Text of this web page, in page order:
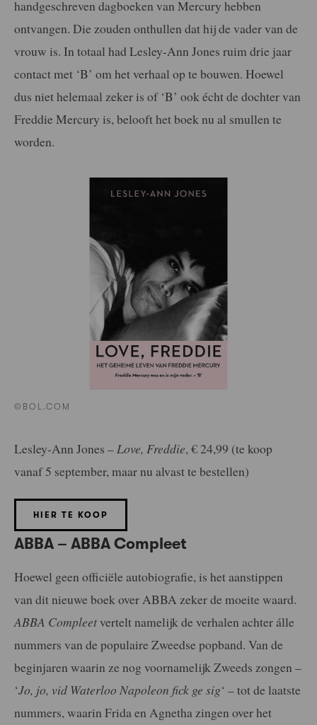
handgeschreven dagboeken van Mercury hebben
ontvangen. Die zouden onthullen dat hij de vader van de
vrouw is. In totaal had Lesley-Ann Jones ruim drie jaar
contact met ‘B’ om het verhaal op te bouwen. Hoewel
dus niet helemaal zeker is of ‘B’ ook écht de dochter van
Freddie Mercury is, belooft het boek nu al smullen te
worden.
©BOL.COM
Lesley-Ann Jones –Love, Freddie, € 24,99 (te koop
vanaf 5 september, maar nu alvast te bestellen)
HIER TE KOOP
ABBA – ABBA Compleet
Hoewel geen officiële autobiografie, is het aanstippen
van dit nieuwe boek over ABBA zeker de moeite waard.
ABBA Compleetvertelt namelijk de verhalen achter álle
nummers van de populaire Zweedse popband. Van de
beginjaren waarin ze nog voornamelijk Zweeds zongen –
‘Jo, jo, vid Waterloo Napoleon fick ge sig‘ – tot de laatste
nummers, waarin Frida en Agnetha zingen over het